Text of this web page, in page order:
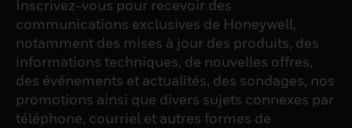
Inscrivez-vous pour recevoir des
communications exclusives de Honeywell,
notamment des mises à jour des produits, des
informations techniques, de nouvelles offres,
des événements et actualités, des sondages, nos
promotions ainsi que divers sujets connexes par
téléphone, courriel et autres formes de